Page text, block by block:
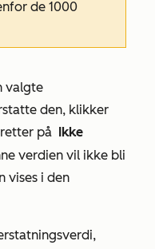
de 1000
valgte
den, klikker
på
Ikke
verdien vil ikke bli
vises i den